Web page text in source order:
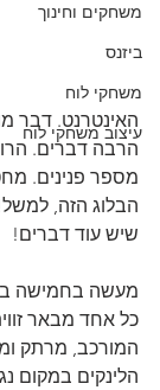
משחקים וחינוך
ביזנס
משחקי לוח
עיצוב משחקי לוח
האינטרנט. דבר
הרבה דברים.
מספר פנינים.
הבלוג הזה,
שיש עוד דברים!
מעשה בחמישה
כל אחד מבאר
המורכב, מרתק
הלינקים במקום